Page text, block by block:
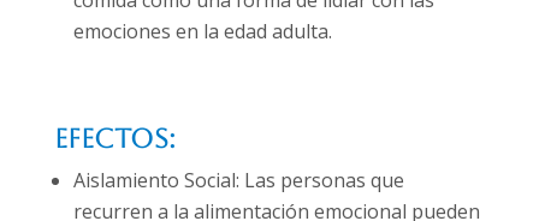
emociones en la edad adulta.
Efectos:
Aislamiento Social: Las personas que
recurren a la alimentación emocional pueden